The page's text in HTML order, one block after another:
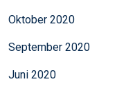
Oktober 2020
September 2020
Juni 2020